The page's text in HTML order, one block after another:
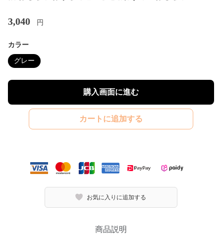
3,040 円
カラー
グレー
購入画面に進む
カートに追加する
お気に入りに追加する
商品説明